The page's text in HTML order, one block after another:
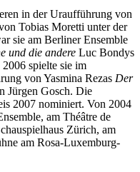
in der Uraufführung von
Tobias Moretti unter der
sie am Berliner Ensemble
und die andere Luc Bondys
spielte sie im
von Yasmina Rezas Der
Jürgen Gosch. Die
2007 nominiert. Von 2004
am Théâtre de
Zürich, am
am Rosa-Luxemburg-